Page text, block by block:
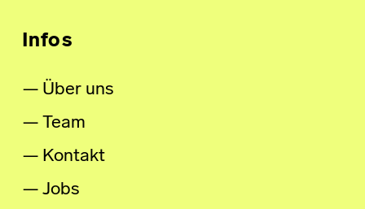
Infos
Über uns
Team
Kontakt
Jobs